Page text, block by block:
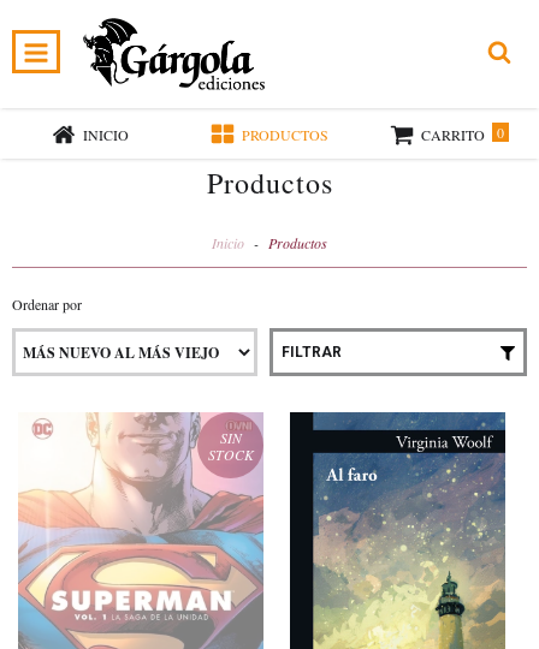
INICIO PRODUCTOS CARRITO 0
Productos
Inicio - Productos
Ordenar por
FILTRAR
SIN
STOCK